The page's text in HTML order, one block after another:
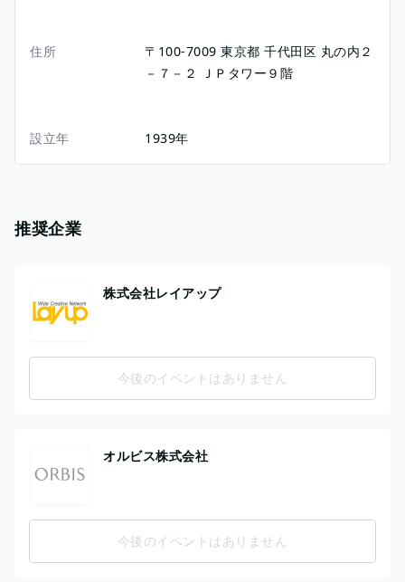
住所 〒100-7009東京都千代田区 丸の内２
－７－２
ＪＰタワー９階
設立年 1939年
推奨企業
株式会社レイアップ
今後のイベントはありません
オルビス株式会社
今後のイベントはありません